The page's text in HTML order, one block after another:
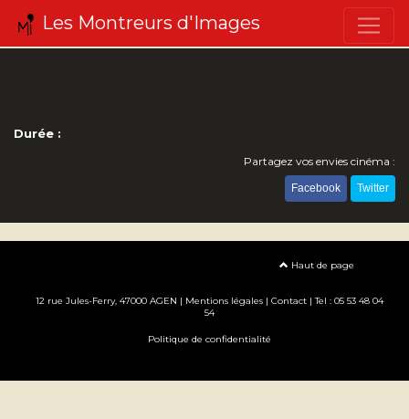
Les Montreurs d'Images
Durée :
Partagez vos envies cinéma :
Facebook Twitter
Haut de page
12 rue Jules-Ferry, 47000 AGEN | Mentions légales| Contact| Tel : 05 53 48 04
54
Politique de confidentialité